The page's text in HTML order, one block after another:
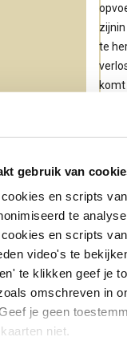
gebruik van
en scripts
te
en scripts
video's te
te klikken geef je
omschreven in
je geen
niet.
te
is.